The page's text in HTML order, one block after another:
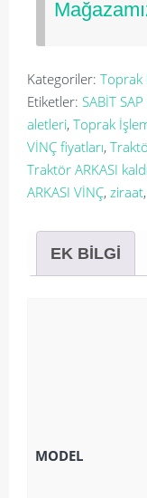
Kategoriler: Toprak
Etiketler: SABİT
aletleri, Toprak
VİNÇ fiyatları,
Traktör ARKASI
ARKASI VİNÇ, ziraat,
EK BILGI
MODEL